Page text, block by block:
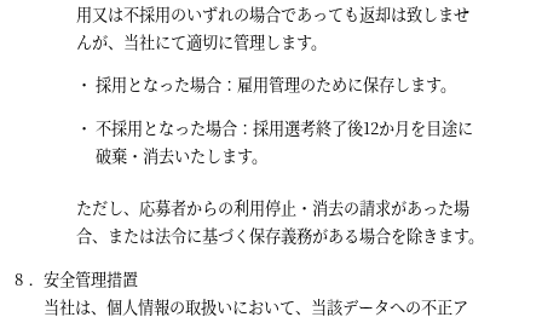
用又は不採用のいずれの場合であっても返却は致しませ
んが、当社にて適切に管理します。
採用となった場合：雇用管理のために保存します。
不採用となった場合：採用選考終了後12か月を目途に
破棄・消去いたします。
ただし、応募者からの利用停止・消去の請求があった場
合、または法令に基づく保存義務がある場合を除きます。
安全管理措置
当社は、個人情報の取扱いにおいて、当該データへの不正ア